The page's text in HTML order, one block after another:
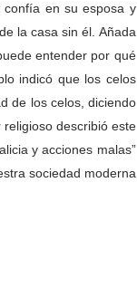
en su esposa y
la casa sin él. Añada
entender por qué
indicó que los celos
de los celos, diciendo
describió este
y acciones malas”
sociedad moderna